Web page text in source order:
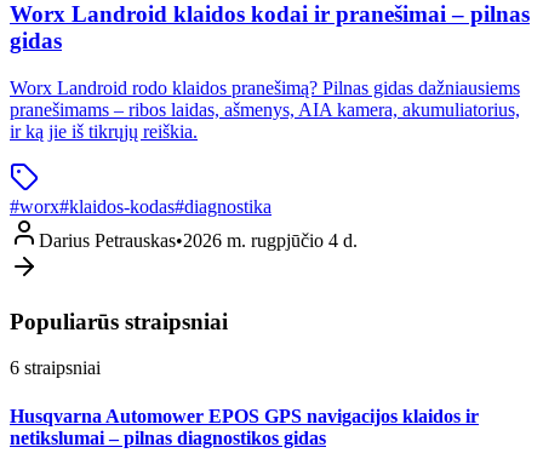
Worx Landroid klaidos kodai ir pranešimai – pilnas
gidas
Worx Landroid rodo klaidos pranešimą? Pilnas gidas dažniausiems
pranešimams – ribos laidas, ašmenys, AIA kamera, akumuliatorius,
ir ką jie iš tikrųjų reiškia.
#worx#klaidos-kodas#diagnostika
Darius Petrauskas•2026 m. rugpjūčio 4 d.
Populiarūs straipsniai
6 straipsniai
Husqvarna Automower EPOS GPS navigacijos klaidos ir
netikslumai – pilnas diagnostikos gidas